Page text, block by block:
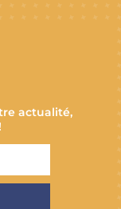
actualité,